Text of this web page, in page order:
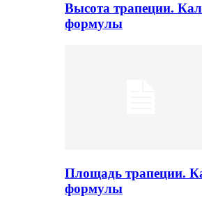
Высота трапеции.
формулы
Площадь трапеции.
формулы